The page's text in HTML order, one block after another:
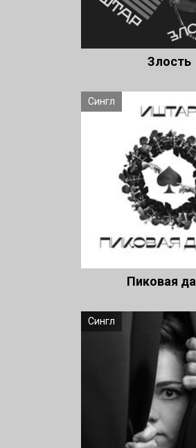
Злость
Сингл
Пиковая
Сингл